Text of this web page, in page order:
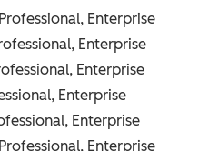
Professional, Enterprise
Enterprise
Enterprise
Enterprise
Enterprise
Professional, Enterprise